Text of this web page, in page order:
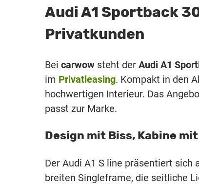
Audi A1 Sportback
Privatkunden
Bei carwow steht der Audi A1
im Privatleasing. Kompakt in den
hochwertigen Interieur. Das
passt zur Marke.
Design mit Biss, Kabine
Der Audi A1 S line präsentiert sich
breiten Singleframe, die seitliche